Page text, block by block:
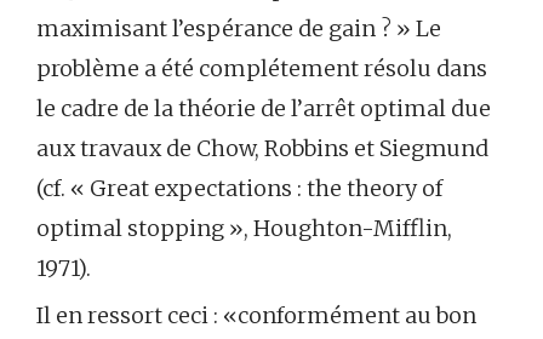
maximisant l’espérance de gain ? » Le
problème a été complétement résolu dans
le cadre de la théorie de l’arrêt optimal due
aux travaux de Chow, Robbins et Siegmund
(cf. « Great expectations : the theory of
optimal stopping », Houghton-Mifflin,
1971).
Il en ressort ceci : «conformément au bon